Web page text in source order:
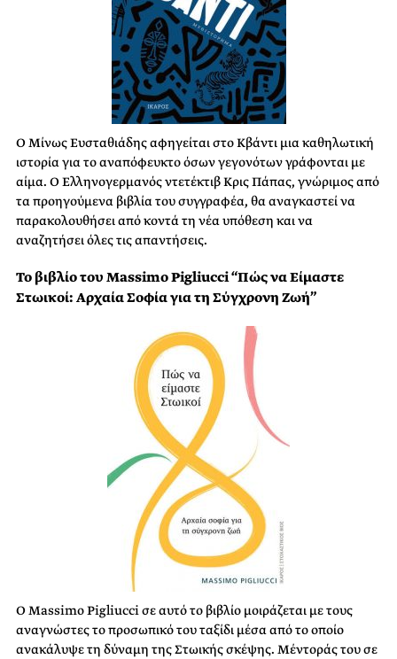
Ο Μίνως Ευσταθιάδης αφηγείται στο Κβάντι μια καθηλωτική
ιστορία για το αναπόφευκτο όσων γεγονότων γράφονται με
αίμα. Ο Ελληνογερμανός ντετέκτιβ Κρις Πάπας, γνώριμος από
τα προηγούμενα βιβλία του συγγραφέα, θα αναγκαστεί να
παρακολουθήσει από κοντά τη νέα υπόθεση και να
αναζητήσει όλες τις απαντήσεις.
Το βιβλίο του Massimo Pigliucci “Πώς να Είμαστε
Στωικοί: Αρχαία Σοφία για τη Σύγχρονη Ζωή”
Ο Massimo Pigliucci σε αυτό το βιβλίο μοιράζεται με τους
αναγνώστες το προσωπικό του ταξίδι μέσα από το οποίο
ανακάλυψε τη δύναμη της Στωικής σκέψης. Μέντοράς του σε